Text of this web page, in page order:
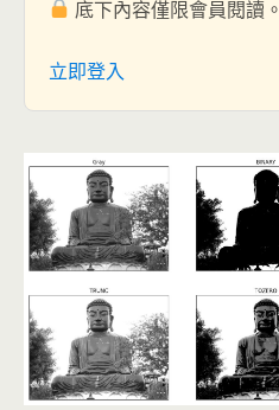
底下內容僅限會員閱讀。
立即登入